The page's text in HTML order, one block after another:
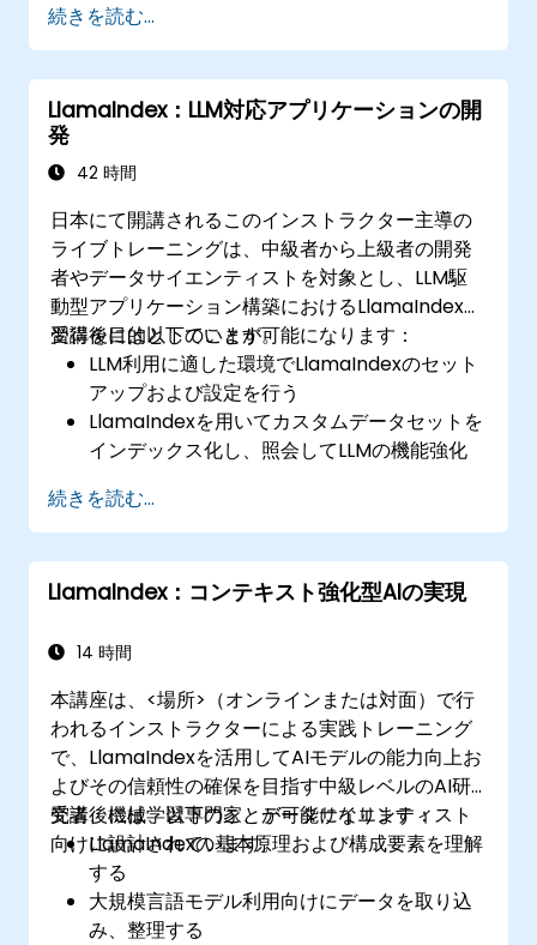
析手法を統合できる
ビジネスにおけるLLM利用時の倫理的課題や
ベストプラクティスを評価できる
AI分野の今後のトレンドを見通し、進化する
ができる
続きを読む...
LlamaIndex：LLM対応アプリケーションの開
発
42 時間
日本にて開講されるこのインストラクター主導の
ライブトレーニングは、中級者から上級者の開発
者やデータサイエンティストを対象とし、LLM駆
動型アプリケーション構築におけるLlamaIndexの
習得を目的としています。
受講後には以下のことが可能になります：
LLM利用に適した環境でLlamaIndexのセット
アップおよび設定を行う
LlamaIndexを用いてカスタムデータセットを
インデックス化し、照会してLLMの機能強化
LlamaIndexとLLMを活用した高度なアプリケ
ーションを設計・開発する
LLMおよびLlamaIndexを用いる際のベストプ
ラクティスを理解し適用する
理的問題への対処法を把握する
続きを読む...
LlamaIndex：コンテキスト強化型AIの実現
14 時間
本講座は、<場所>（オンラインまたは対面）で行
われるインストラクターによる実践トレーニング
で、LlamaIndexを活用してAIモデルの能力向上お
よびその信頼性の確保を目指す中級レベルのAI研
究者、機械学習専門家、データサイエンティスト
向けに設計されています。
受講後には、以下のことが可能になります：
LlamaIndexの基本原理および構成要素を理解
する
大規模言語モデル利用向けにデータを取り込
み、整理する